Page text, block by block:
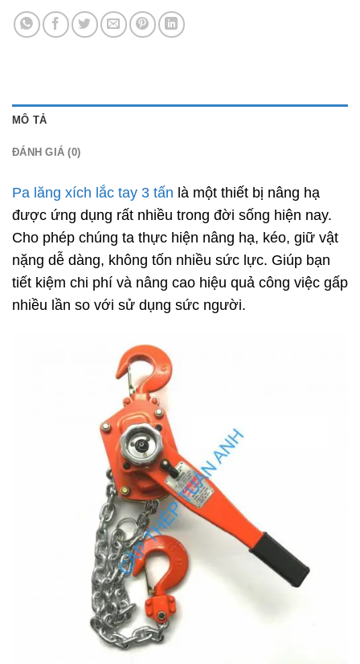
MÔ TẢ
ĐÁNH GIÁ (0)
Pa lăng xích lắc tay 3 tấn là một thiết bị nâng hạ
được ứng dụng rất nhiều trong đời sống hiện nay.
Cho phép chúng ta thực hiện nâng hạ, kéo, giữ vật
nặng dễ dàng, không tốn nhiều sức lực. Giúp bạn
tiết kiệm chi phí và nâng cao hiệu quả công việc gấp
nhiều lần so với sử dụng sức người.